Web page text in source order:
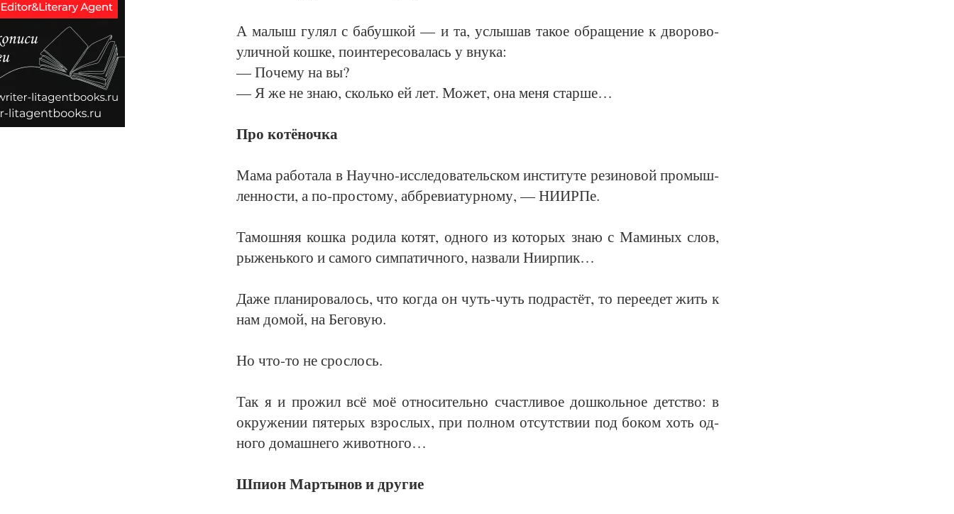
А ма­лыш гу­лял с ба­буш­кой — и та, услы­шав та­кое об­ра­ще­ние к дво­ро­во-
улич­ной кош­ке, по­ин­те­ре­со­ва­лась у вну­ка:
— По­че­му на вы?
— Я же не знаю, сколь­ко ей лет. Мо­жет, она ме­ня стар­ше…
Про ко­тёноч­ка
Ма­ма ра­бо­та­ла в На­уч­но-ис­сле­до­ва­тель­ском ин­сти­ту­те ре­зи­но­вой про­мыш­
лен­нос­ти, а по-прос­то­му, аб­бре­ви­а­тур­но­му, — НИ­ИР­Пе.
Та­мош­няя кош­ка ро­ди­ла ко­тят, од­но­го из ко­то­рых знаю с Ма­ми­ных слов,
ры­жень­ко­го и са­мо­го сим­па­тич­но­го, на­зва­ли Ни­ир­пик…
Да­же пла­ни­ро­ва­лось, что ког­да он чуть-чуть под­рас­тёт, то пе­ре­едет жить к
нам до­мой, на Бе­го­вую.
Но что-то не срос­лось.
Так я и про­жил всё моё от­но­си­тель­но счаст­ли­вое до­школь­ное дет­ст­во: в
окру­же­нии пя­те­рых взрос­лых, при пол­ном от­сут­ст­вии под бо­ком хоть од­
но­го до­маш­не­го жи­вот­но­го…
Шпи­он Мар­ты­нов и дру­гие